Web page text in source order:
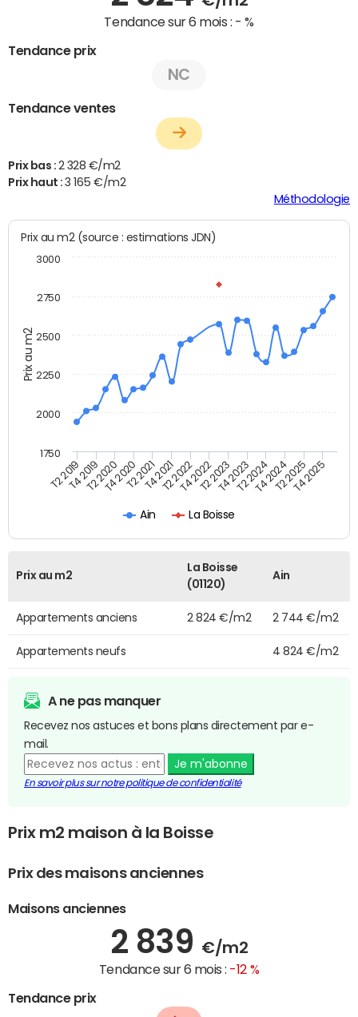
Tendance sur 6 mois : - %
Tendance prix
NC
Tendance ventes
Prix bas : 2 328 €/m2
Prix haut :3 165 €/m2
Méthodologie
Prix au m2
Prix au m2 (source : estimations JDN)
Ain La Boisse
T2 2019T4 2019T2 2020T4 2020T2 2021T4 2021T2 2022T4 2022T2 2023T4 2023T2 2024T4 2024T2 2025T4 2025
1750
2000
2250
2500
2750
3000
Prix au m2
La Boisse
(01120)
Ain
Appartements anciens 2 824 €/m2 2 744 €/m2
Appartements neufs 4 824 €/m2
A ne pas manquer
Recevez nos astuces et bons plans directement par e-
mail.
Je m'abonne
En savoir plus sur notre politique de confidentialité
Prix m2 maison à la Boisse
Prix des maisons anciennes
Maisons anciennes
2 839 €/m2
Tendance sur 6 mois : -12 %
Tendance prix